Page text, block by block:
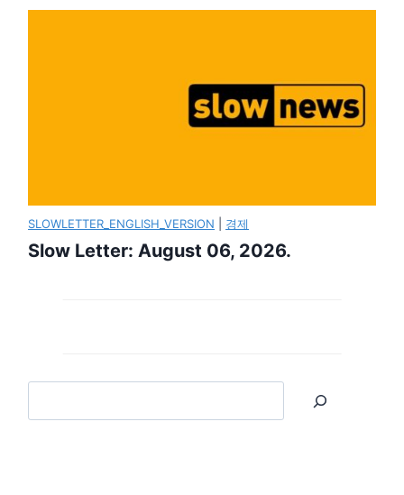
SLOWLETTER_ENGLISH_VERSION 경제
Slow Letter: August 06, 2026.